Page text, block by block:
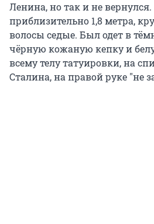
Ленина, но так и не
приблизительно 1,8 метра,
волосы седые. Был одет в
чёрную кожаную кепку и
всему телу татуировки, на
Сталина, на правой руке "не